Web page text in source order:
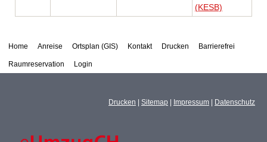
(KESB)
Home Anreise Ortsplan (GIS) Kontakt Drucken Barrierefrei
Raumreservation Login
Drucken | Sitemap | Impressum | Datenschutz